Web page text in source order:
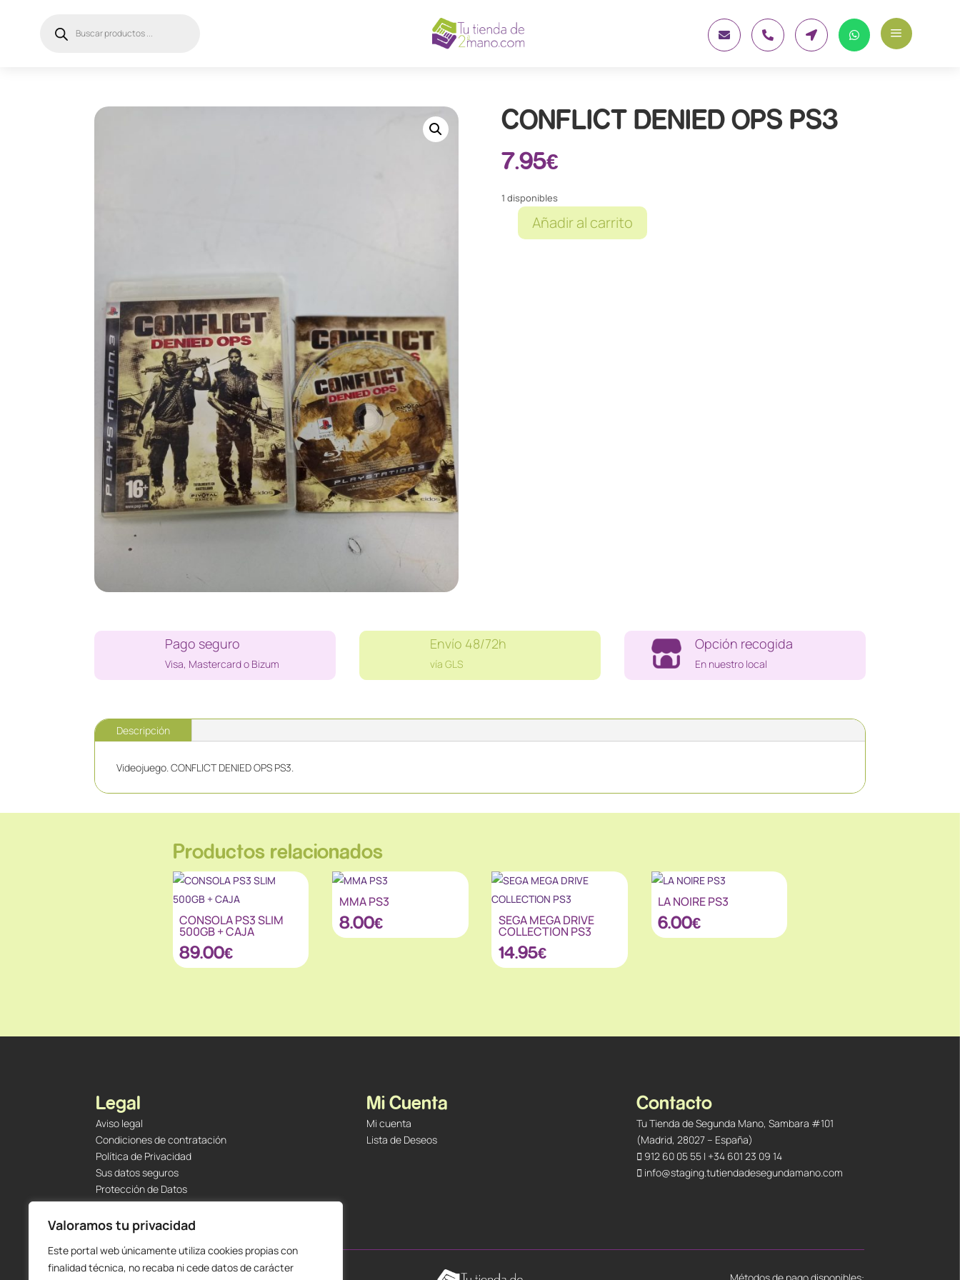
Valoramos tu privacidad
Este portal web únicamente utiliza cookies propias con
finalidad técnica, no recaba ni cede datos de carácter
productos     a
CONFLICT DENIED OPS PS3
7.95€
1 disponibles
CONFLICTAñadir al carrito
Pago seguro
Visa, Mastercard o Bizum
Envío 48/72h
vía GLS
Opción recogida
En nuestro local
Descripción
Videojuego. CONFLICT DENIED OPS PS3.
Productos relacionados
CONSOLA PS3 SLIM
500GB + CAJA
89.00€
MMA PS3
8.00€ SEGA MEGA DRIVE
COLLECTION PS3
14.95€
LA NOIRE PS3
6.00€
Legal
Aviso legal
Condiciones de contratación
Política de Privacidad
Sus datos seguros
Protección de Datos
Política de Cookies
Envíos y Devoluciones
Mi Cuenta
Mi cuenta
Lista de Deseos
Contacto
Tu Tienda de Segunda Mano, Sambara #101
(Madrid, 28027 – España)
912 60 05 55| +34 601 23 09 14
info@staging.tutiendadesegundamano.com